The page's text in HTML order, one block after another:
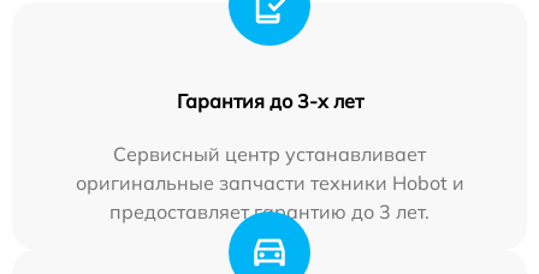
Гарантия до 3-х лет
Сервисный центр устанавливает
оригинальные запчасти техники Hobot и
предоставляет гарантию до 3 лет.